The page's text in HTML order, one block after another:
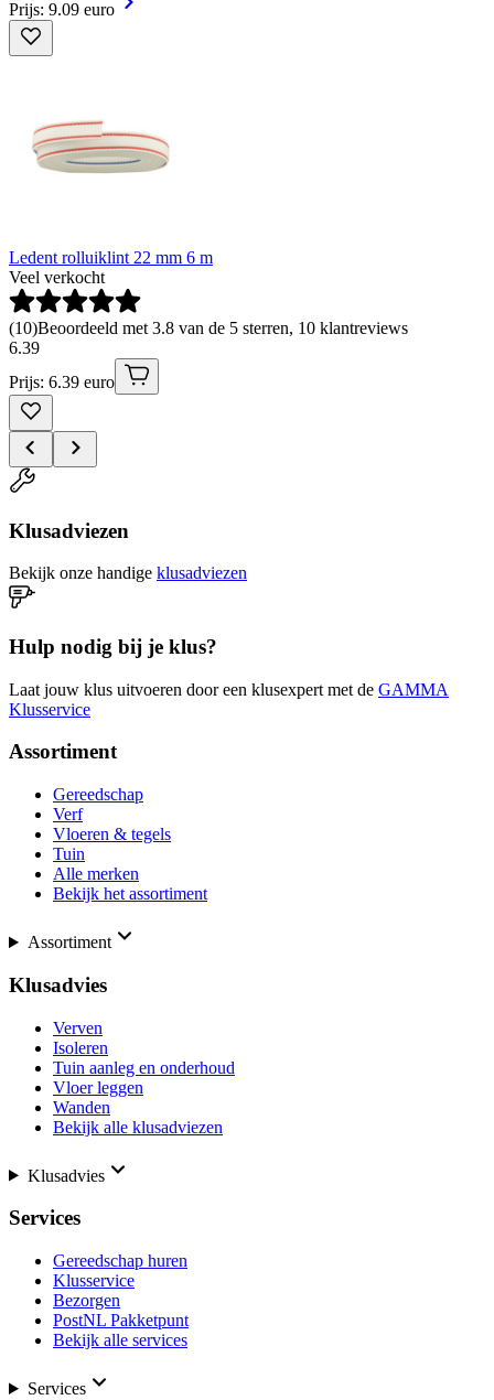
Prijs: 9.09 euro
Ledent rolluiklint 22 mm 6 m
Veel verkocht
(10)Beoordeeld met 3.8 van de 5 sterren, 10 klantreviews
6.39
Prijs: 6.39 euro
Klusadviezen
Bekijk onze handige klusadviezen
Hulp nodig bij je klus?
Laat jouw klus uitvoeren door een klusexpert met de GAMMA
Klusservice
Assortiment
Gereedschap
Verf
Vloeren & tegels
Tuin
Alle merken
Bekijk het assortiment
Assortiment
Klusadvies
Verven
Isoleren
Tuin aanleg en onderhoud
Vloer leggen
Wanden
Bekijk alle klusadviezen
Klusadvies
Services
Gereedschap huren
Klusservice
Bezorgen
PostNL Pakketpunt
Bekijk alle services
Services